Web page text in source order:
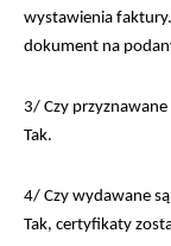
wystawienia
dokument na
3/ Czy
Tak.
4/ Czy wydawane
Tak, certyfikaty